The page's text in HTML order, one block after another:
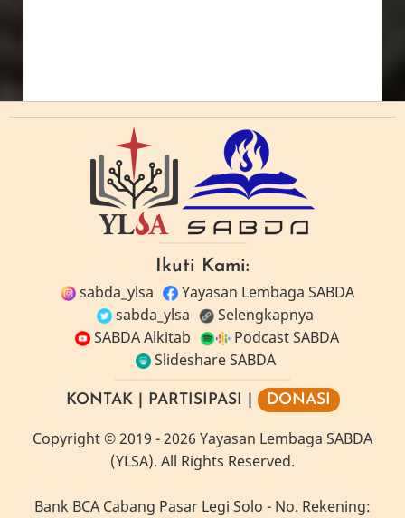
Ikuti Kami:
sabda_ylsa
Yayasan Lembaga SABDA
sabda_ylsa
Selengkapnya
SABDA Alkitab
Podcast SABDA
Slideshare SABDA
KONTAK| PARTISIPASI DONASI
Copyright© 2019 -2026 Yayasan Lembaga SABDA
(YLSA). All Rights Reserved.
Bank BCA Cabang Pasar Legi Solo - No. Rekening: